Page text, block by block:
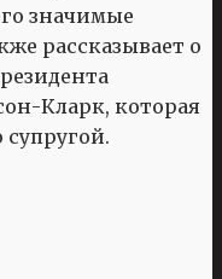
значимые
рассказывает о
Кларк, которая
супругой.